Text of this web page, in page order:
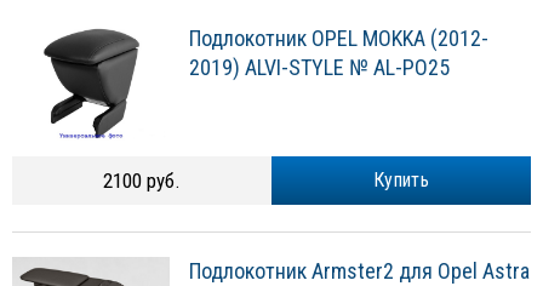
Подлокотник OPEL MOKKA (2012-
2019) ALVI-STYLE № AL-PO25
Купить
2100 руб.
Подлокотник Armster2 для Opel Astra